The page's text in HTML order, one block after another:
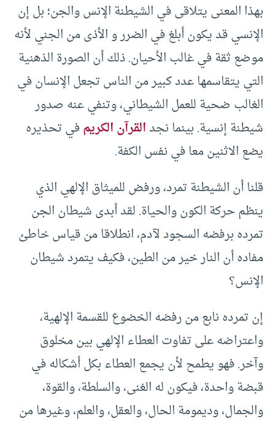
بهذا المعنى يتلاقى في الشيطنة الإنس والجن؛ بل إن
الإنسي قد يكون أبلغ في الضرر و الأذى من الجني لأنه
موضع ثقة في غالب الأحيان. ذلك أن الصورة الذهنية
التي يتقاسمها عدد كبير من الناس تجعل الإنسان في
الغالب ضحية للعمل الشيطاني، وتنفي عنه صدور
شيطنة إنسية. بينما نجدالقرآن الكريمفي تحذيره
يضع الاثنين معا في نفس الكفة.
قلنا أن الشيطنة تمرد، ورفض للميثاق الإلهي الذي
ينظم حركة الكون والحياة. لقد أبدى شيطان الجن
تمرده برفضه السجود لآدم، انطلاقا من قياس خاطئ
مفاده أن النار خير من الطين، فكيف يتمرد شيطان
الإنس؟
إن تمرده نابع من رفضه الخضوع للقسمة الإلهية،
واعتراضه على تفاوت العطاء الإلهي بين مخلوق
وآخر. فهو يطمح لأن يجمع العطاء بكل أشكاله في
قبضة واحدة، فيكون له الغنى، والسلطة، والقوة،
والجمال، وديمومة الحال، والعقل، والعلم، وغيرها من